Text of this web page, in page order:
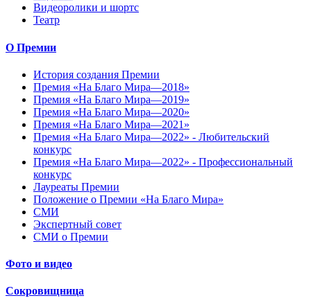
Видеоролики и шортс
Театр
О Премии
История создания Премии
Премия «На Благо Мира—2018»
Премия «На Благо Мира—2019»
Премия «На Благо Мира—2020»
Премия «На Благо Мира—2021»
Премия «На Благо Мира—2022» - Любительский
конкурс
Премия «На Благо Мира—2022» - Профессиональный
конкурс
Лауреаты Премии
Положение о Премии «На Благо Мира»
СМИ
Экспертный совет
СМИ о Премии
Фото и видео
Сокровищница